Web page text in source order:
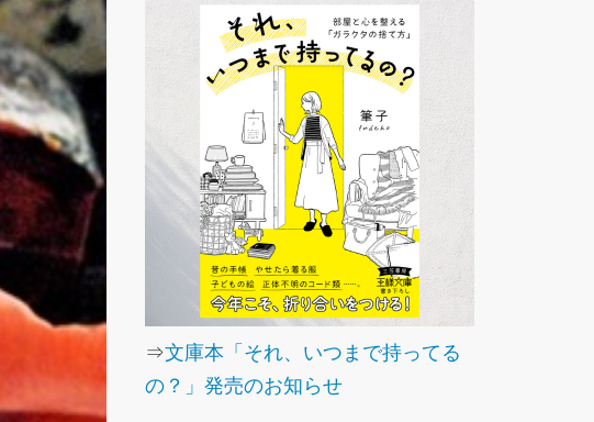
⇒文庫本「それ、いつまで持ってる
の？」発売のお知らせ